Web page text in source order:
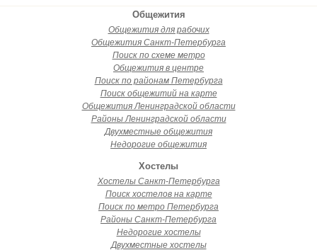
Общежития
Общежития для рабочих
Общежития Санкт-Петербурга
Поиск по схеме метро
Общежития в центре
Поиск по районам Петербурга
Поиск общежитий на карте
Общежития Ленинградской области
Районы Ленинградской области
Двухместные общежития
Недорогие общежития
Хостелы
Хостелы Санкт-Петербурга
Поиск хостелов на карте
Поиск по метро Петербурга
Районы Санкт-Петербурга
Недорогие хостелы
Двухместные хостелы